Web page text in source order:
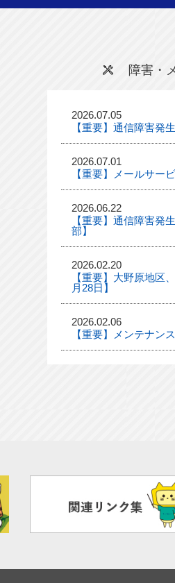
障害・
2026.07.05
【重要】通信障害発
2026.07.01
【重要】メールサー
2026.06.22
【重要】通信障害発
部】
2026.02.20
【重要】大野原地区
月28日】
2026.02.06
【重要】メンテナン